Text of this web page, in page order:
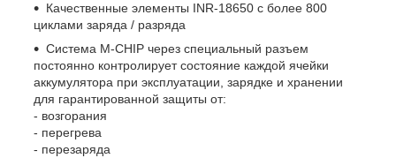
Качественные элементы INR-18650 с более 800
циклами заряда / разряда
Система М-CHIP через специальный разъем
постоянно контролирует состояние каждой ячейки
аккумулятора при эксплуатации, зарядке и хранении
для гарантированной защиты от:
- возгорания
- перегрева
- перезаряда